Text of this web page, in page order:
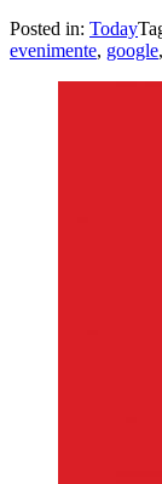
Posted in: Today
evenimente, google,